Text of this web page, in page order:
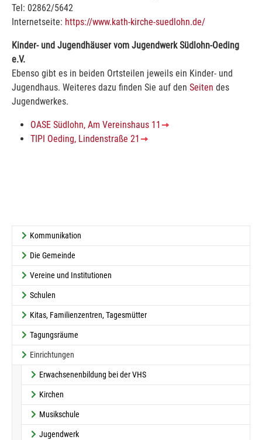
Tel: 02862/5642
Internetseite: https://www.kath-kirche-suedlohn.de/
Kinder- und Jugendhäuser vom Jugendwerk Südlohn-Oeding
e.V.
Ebenso gibt es in beiden Ortsteilen jeweils ein Kinder- und
Jugendhaus. Weiteres dazu finden Sie auf den Seiten des
Jugendwerkes.
OASE Südlohn, Am Vereinshaus 11
TIPI Oeding, Lindenstraße 21
Kommunikation
Die Gemeinde
Vereine und Institutionen
Schulen
Kitas, Familienzentren, Tagesmütter
Tagungsräume
Einrichtungen
Erwachsenenbildung bei der VHS
Kirchen
Musikschule
Jugendwerk